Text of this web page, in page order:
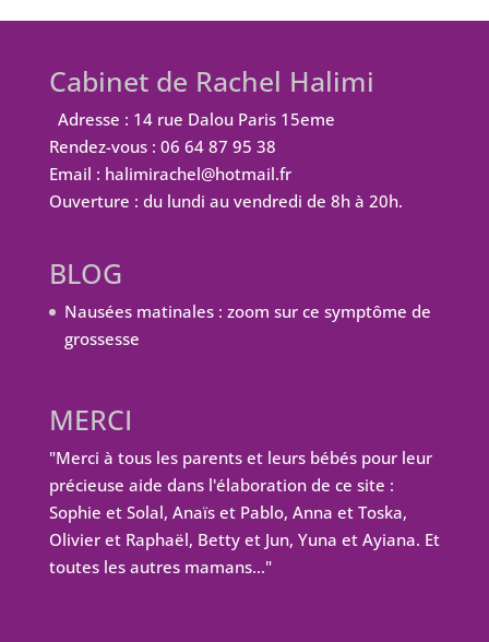
Cabinet de Rachel Halimi
Adresse : 14 rue Dalou Paris 15eme
Rendez-vous : 06 64 87 95 38
Email : halimirachel@hotmail.fr
Ouverture : du lundi au vendredi de 8h à 20h.
BLOG
Nausées matinales : zoom sur ce symptôme de
grossesse
MERCI
"Merci à tous les parents et leurs bébés pour leur
précieuse aide dans l'élaboration de ce site :
Sophie et Solal, Anaïs et Pablo, Anna et Toska,
Olivier et Raphaël, Betty et Jun, Yuna et Ayiana. Et
toutes les autres mamans…"